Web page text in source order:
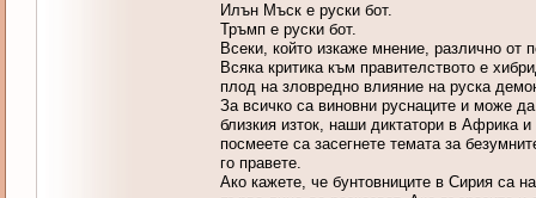
Илън Мъск е руски бот.
Тръмп е руски бот.
Всеки, който изкаже мнение, различно от
Всяка критика към правителството е
плод на зловредно влияние на руска
За всичко са виновни руснаците и може
близкия изток, наши диктатори в Африка
посмеете са засегнете темата за
го правете.
Ако кажете, че бунтовниците в Сирия са